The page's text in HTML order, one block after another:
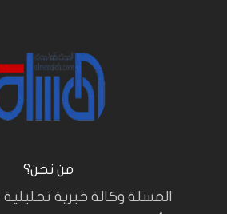
من نحن؟
المسلة وكالة خبرية